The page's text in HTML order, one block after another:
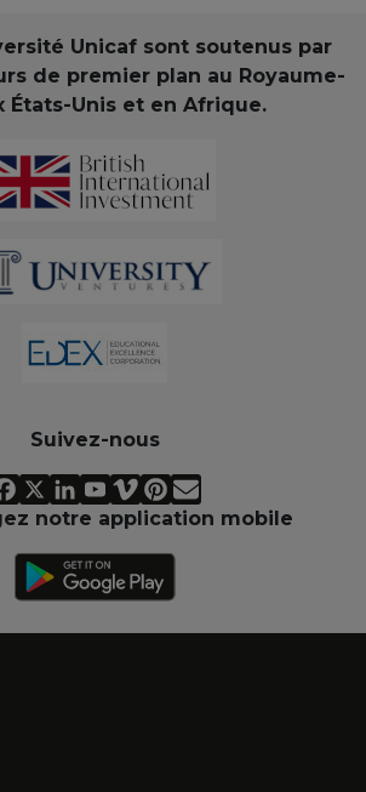
Unicaf sont soutenus par
de premier plan au Royaume-
États-Unis et en Afrique.
Suivez-nous
notre application mobile